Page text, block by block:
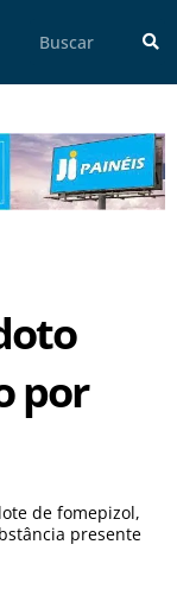
por
de fomepizol,
presente